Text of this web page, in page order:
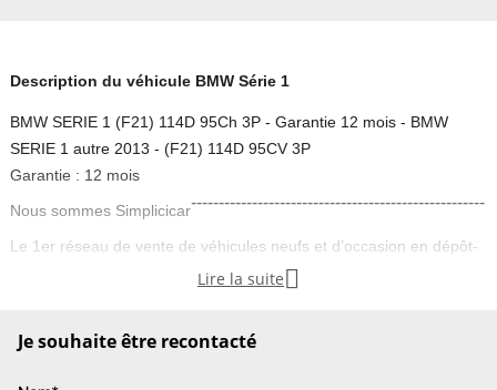
Description du véhicule BMW Série 1
BMW SERIE 1 (F21) 114D 95Ch 3P - Garantie 12 mois - BMW
SERIE 1 autre 2013 - (F21) 114D 95CV 3P
Garantie : 12 mois
Nous sommes Simplicicar
Le 1er réseau de vente de véhicules neufs et d’occasion en dépôt-
vente, présent partout en France, DOM-TOM et Belgique.
, soigneusement sélectionnée par notre équipe.
-----------------------------------------------------
Lire la suite 
Je souhaite être recontacté